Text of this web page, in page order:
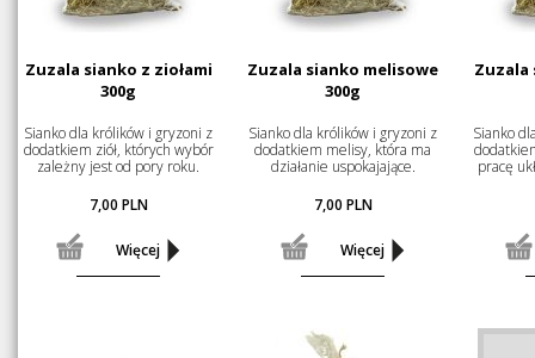
Zuzala sianko z ziołami
300g
Sianko dla królików i gryzoni z
dodatkiem ziół, których wybór
zależny jest od pory roku.
7,00 PLN
Więcej
Zuzala sianko melisowe
300g
Sianko dla królików i gryzoni z
dodatkiem melisy, która ma
działanie uspokajające.
7,00 PLN
Więcej
Zuzala
Sianko
pracę